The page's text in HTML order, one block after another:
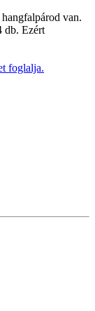
van.
db. Ezért
foglalja.